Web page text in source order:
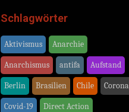
Schlagwörter
Aktivismus Anarchie
Anarchismus antifa Aufstand
Berlin Brasilien Chile Corona
Covid-19 Direct Action